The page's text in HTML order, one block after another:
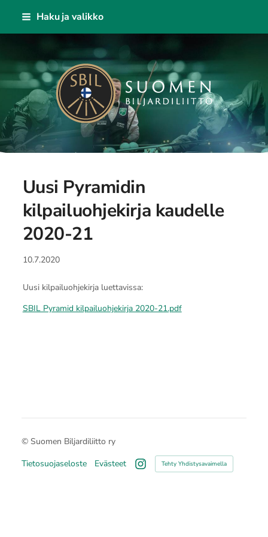
Siirry
Haku ja valikko
Suomen Biljardiliitto ry
Uusi Pyramidin
kilpailuohjekirja kaudelle
2020-21
10.7.2020
Uusi kilpailuohjekirja luettavissa:
SBIL Pyramid kilpailuohjekirja 2020-21.pdf
© Suomen Biljardiliitto ry
Tietosuojaseloste
Evästeet
Instagram
Tehty Yhdistysavaimella